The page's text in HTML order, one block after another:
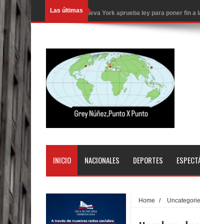
Las últimasNueva York aprueba ley para poner fin
Juan Luis Guerra cerrará los Juegos
En Santiago precio del botellón de agua
Entre 20 y 40 inmigrantes al día son
Belkis Concepción será intervenida por
Abel Martínez llama a los dominicanos a
PRM votará “por aclamación” a sus
El expresidente peruano Ollanta Humala
DIGEIG y Liga Municipal Dominicana
La Fiscalía de Bolivia ordena la
INICIO NACIONALES DEPORTES
Home /